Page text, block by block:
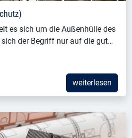
es sich um die Außenhülle des
sich der Begriff nur auf die gut…
weiterlesen